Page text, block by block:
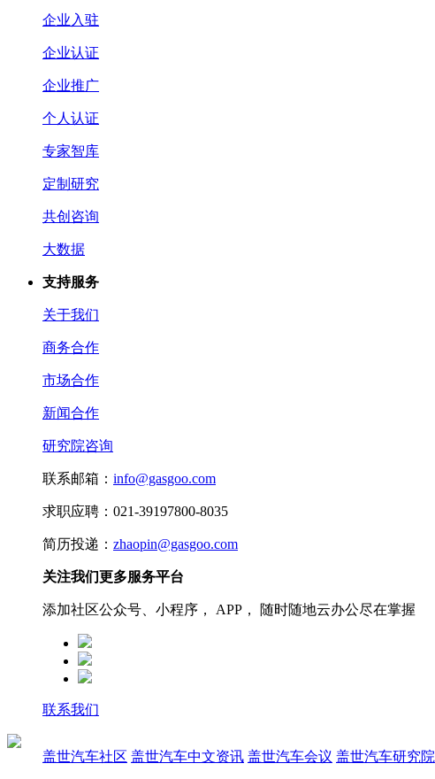
企业入驻
企业认证
企业推广
个人认证
专家智库
定制研究
共创咨询
大数据
支持服务
关于我们
商务合作
市场合作
新闻合作
研究院咨询
联系邮箱： info@gasgoo.com
求职应聘：021-39197800-8035
简历投递： zhaopin@gasgoo.com
关注我们更多服务平台
添加社区公众号、小程序， APP， 随时随地云办公尽在掌握
联系我们
盖世汽车社区 盖世汽车中文资讯 盖世汽车会议 盖世汽车研究院